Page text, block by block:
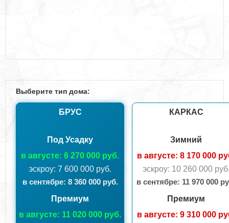
Выберите тип дома:
БРУС
Под Усадку
в августе: 6 270 000 руб.
эскроу: 7 600 000 руб.
в сентябрe: 8 360 000 руб.
Премиум
в августе: 11 020 000 руб.
КАРКАС
Зимний
в августе: 8 170 000
эскроу: 10 260 000
в сентябрe: 11 970 000
Премиум
в августе: 9 310 000